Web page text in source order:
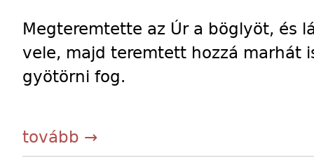
Megteremtette az Úr a böglyöt, és
vele, majd teremtett hozzá marhát
gyötörni fog.
tovább →